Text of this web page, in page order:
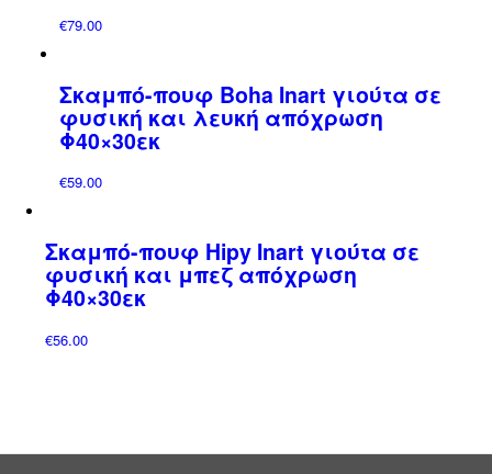
€79.00
Σκαμπό-πουφ Boha Inart γιούτα σε
φυσική και λευκή απόχρωση
Φ40×30εκ
€59.00
Σκαμπό-πουφ Hipy Inart γιούτα σε
φυσική και μπεζ απόχρωση
Φ40×30εκ
€56.00